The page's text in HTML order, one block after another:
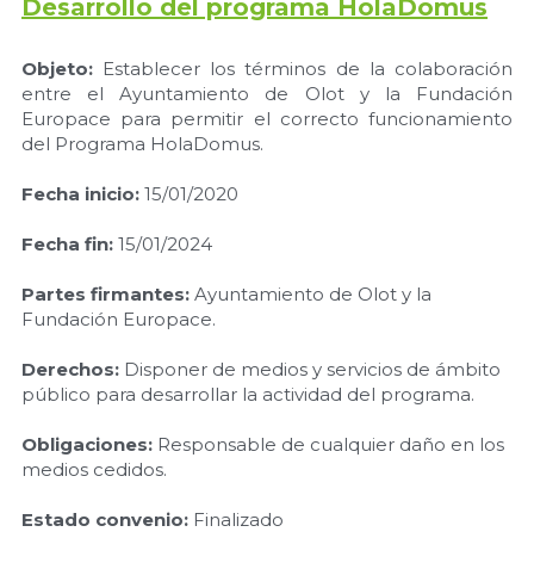
Desarrollo del programa HolaDomus
Objeto: Establecer los términos de la colaboración
entre el Ayuntamiento de Olot y la Fundación
Europace para permitir el correcto funcionamiento
del Programa HolaDomus.
Fecha inicio: 15/01/2020
Fecha fin: 15/01/2024
Partes firmantes: Ayuntamiento de Olot y la
Fundación Europace.
Derechos: Disponer de medios y servicios de ámbito
público para desarrollar la actividad del programa.
Obligaciones: Responsable de cualquier daño en los
medios cedidos.
Estado convenio: Finalizado